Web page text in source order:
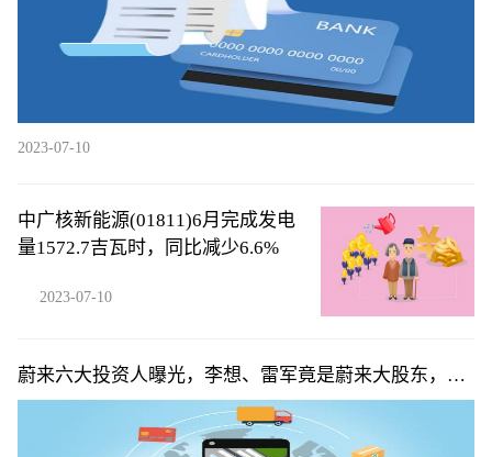
2023-07-10
中广核新能源(01811)6月完成发电
量1572.7吉瓦时，同比减少6.6%
2023-07-10
蔚来六大投资人曝光，李想、雷军竟是蔚来大股东，俞
敏洪排不上号